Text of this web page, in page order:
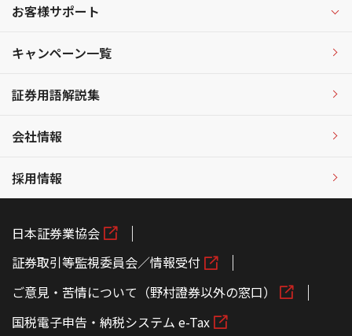
お客様サポート
キャンペーン一覧
証券用語解説集
会社情報
採用情報
日本証券業協会
証券取引等監視委員会／情報受付
ご意見・苦情について（野村證券以外の窓口）
国税電子申告・納税システム e-Tax